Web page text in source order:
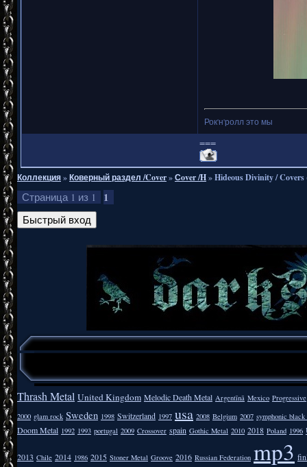
Рок'н'ролл это мы
===
Коллекция»Коверный раздел /Cover»Сover /H»Hideous Divinity / Covers
Страница 1 из 1 1
Thrash Metal United Kingdom Melodic Death Metal Argentīnā Mexico Progressive
2000 glam rock Sweden 1998 Switzerland 1997 usa 2008 Belgium 2007 symphonic
Doom Metal 1992 1993 portugal 2009 Crossover spain Gothic Metal 2010 2018 Poland 1996
2013 Chile 2014 1986 2015 Stoner Metal Groove 2016 Russian Federation mp3